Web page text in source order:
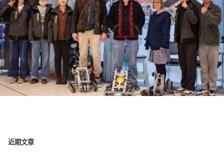
近期文章